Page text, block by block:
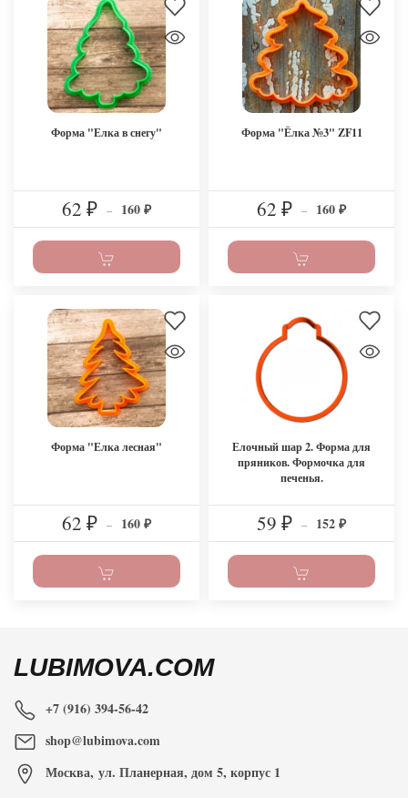
Форма "Елка в снегу"
62 ₽ – 160 ₽
Форма "Ёлка №3" ZF11
62 ₽ – 160 ₽
Форма "Елка лесная"
62 ₽ – 160 ₽
Елочный шар 2. Форма для
пряников. Формочка для
печенья.
59 ₽ – 152 ₽
LUBIMOVA.COM
+7 (916) 394-56-42
shop@lubimova.com
Москва, ул. Планерная, дом 5, корпус 1